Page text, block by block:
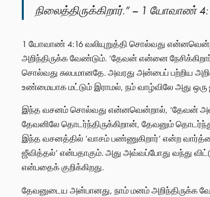
நிலைத்திருக்கிறார்.” – 1 யோவாண்
1 யோவாண் 4:16 வலியுறுத்தி சொல்வது
அறிந்திருக்க வேண்டும். ‘தேவன் என்னை
சொல்வது சுலபமானதே. அவரது அன்பைப் பற்றிய
உண்மையாக மட்டும் இராமல், நம் வாழ்விலே அது
இந்த வசனம் சொல்வது என்னவென்றால், ‘தேவன்
தேவனிலே தொடர்ந்திருக்கிறான், தேவனும்
இந்த வசனத்தில் ‘வாசம் பண்ணுகிறார்’ என்ற
ஜீவித்தல்’ என்பதாகும். அது அவ்வப்போது வந்து
என்பதைக் குறிக்கிறது.
தேவனுடைய அன்பானது, நாம் மனம் அறிந்திருக்க